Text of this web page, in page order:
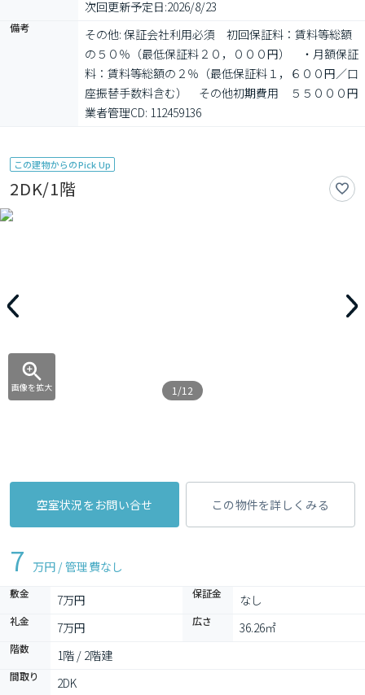
次回更新予定日:2026/8/23
備考
その他: 保証会社利用必須　初回保証料：賃料等総額
の５０％（最低保証料２０，０００円）　・月額保証
料：賃料等総額の２％（最低保証料１，６００円／口
座振替手数料含む）　その他初期費用　５５０００円
業者管理CD: 112459136
この建物からのPick Up
2DK/1階
画像を拡大 1/12
空室状況をお問い合せ この物件を詳しくみる
7 万円 / 管理費なし
敷金 7万円 保証金 なし
礼金 7万円 広さ 36.26㎡
階数 1階 / 2階建
間取り 2DK